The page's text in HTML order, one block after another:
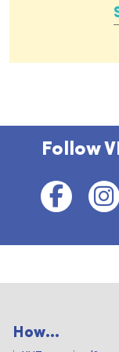
Follow
How...